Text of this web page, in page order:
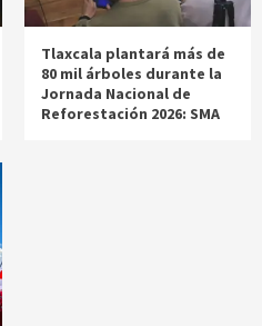
Tlaxcala plantará más de
80 mil árboles durante la
Jornada Nacional de
Reforestación 2026: SMA